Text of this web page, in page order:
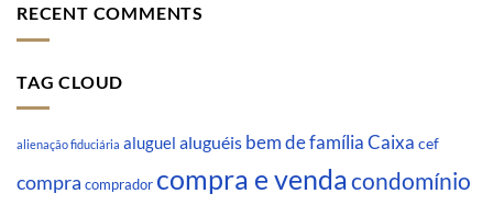
RECENT COMMENTS
TAG CLOUD
alienação fiduciária aluguel aluguéis bem de família Caixa cef
compra comprador compra e vendacondomínio